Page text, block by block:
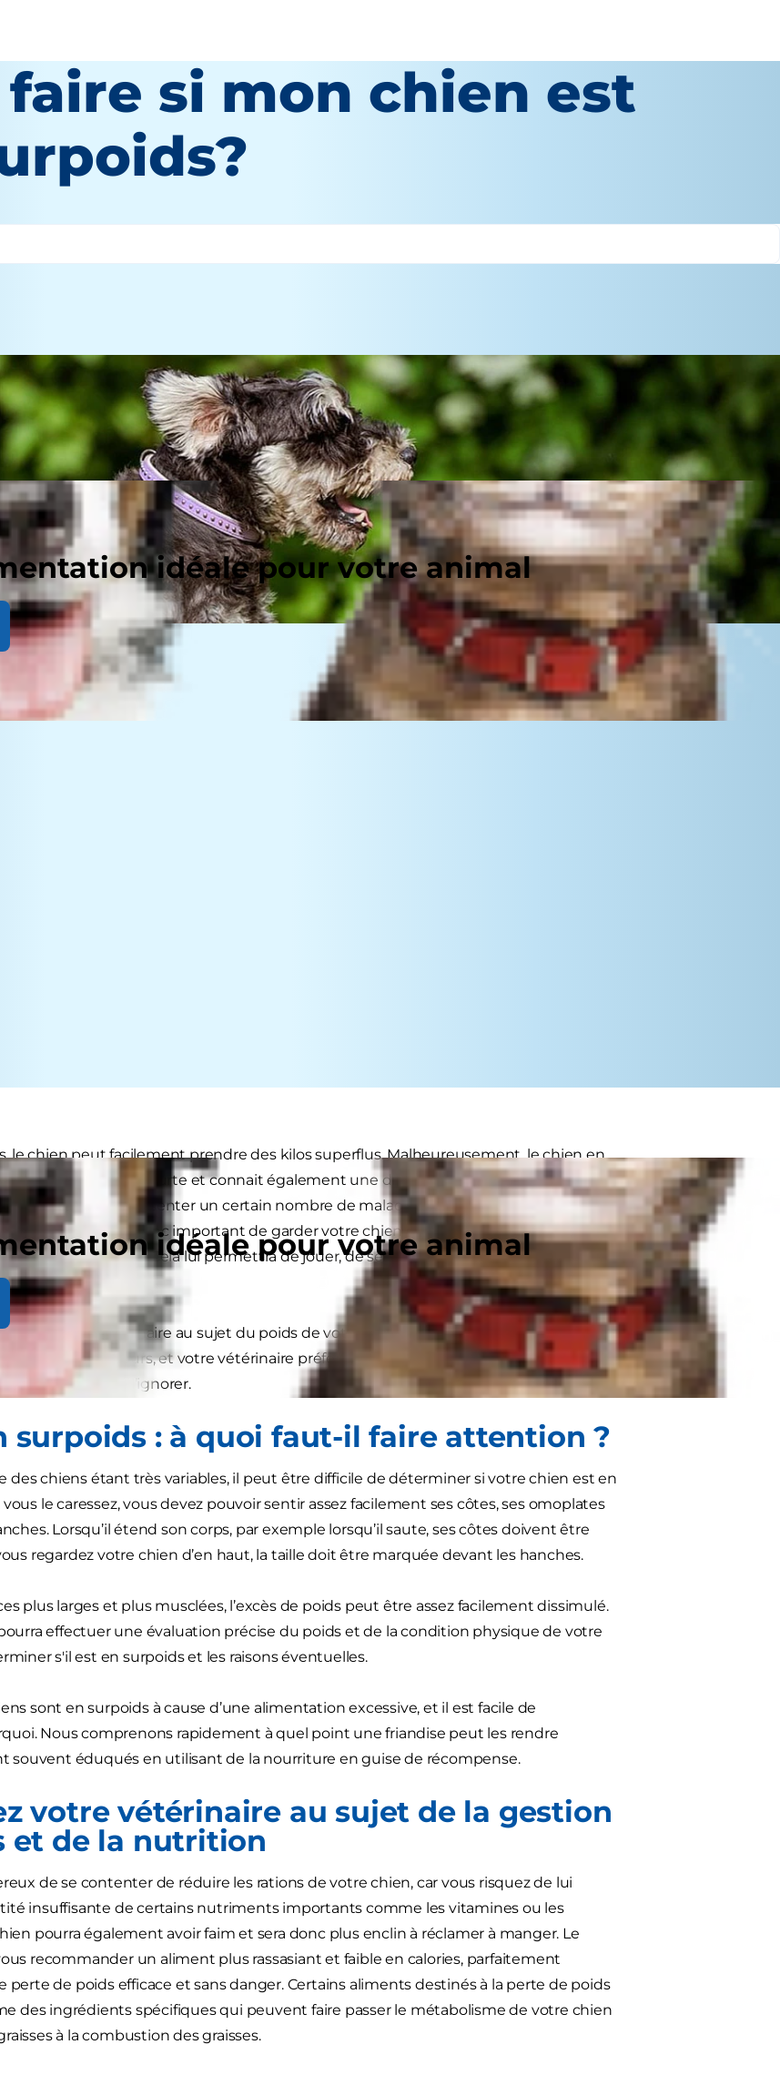
idéale pour votre animal
idéale pour votre animal
faire si mon chien est
le chien peut facilement prendre des kilos superflus. Malheureusement, le chien en
de vie plus courte et connait également une diminution de sa qualité de vie. Il
susceptible de présenter un certain nombre de maladies, telles que diabète,
et arthrite. Il est donc important de garder votre chien en bonne forme physique, en
mince et svelte. Cela lui permettra de jouer, de se promener et de partager des
avec vous.
votre vétérinaire au sujet du poids de votre chien. Le surpoids chez les chiens
de nos jours, et votre vétérinaire préférera vous aider à remettre votre chien
plutôt que de l’ignorer.
surpoids : à quoi faut-il faire attention ?
des chiens étant très variables, il peut être difficile de déterminer si votre chien est en
le caressez, vous devez pouvoir sentir assez facilement ses côtes, ses omoplates
Lorsqu’il étend son corps, par exemple lorsqu’il saute, ses côtes doivent être
regardez votre chien d’en haut, la taille doit être marquée devant les hanches.
plus larges et plus musclées, l’excès de poids peut être assez facilement dissimulé.
effectuer une évaluation précise du poids et de la condition physique de votre
s'il est en surpoids et les raisons éventuelles.
sont en surpoids à cause d’une alimentation excessive, et il est facile de
Nous comprenons rapidement à quel point une friandise peut les rendre
souvent éduqués en utilisant de la nourriture en guise de récompense.
votre vétérinaire au sujet de la gestion
et de la nutrition
de se contenter de réduire les rations de votre chien, car vous risquez de lui
insuffisante de certains nutriments importants comme les vitamines ou les
pourra également avoir faim et sera donc plus enclin à réclamer à manger. Le
recommander un aliment plus rassasiant et faible en calories, parfaitement
perte de poids efficace et sans danger. Certains aliments destinés à la perte de poids
des ingrédients spécifiques qui peuvent faire passer le métabolisme de votre chien
à la combustion des graisses.